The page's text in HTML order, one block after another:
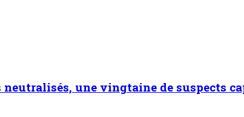
une vingtaine de suspects